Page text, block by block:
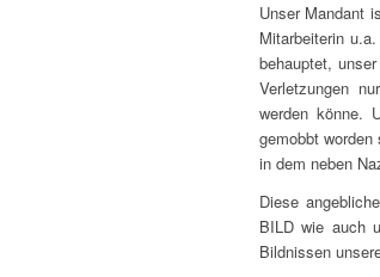
Unser Mandant
Mitarbeiterin
behauptet,
Verletzungen
werden könne.
gemobbt
in dem neben
Diese
BILD wie auch
Bildnissen